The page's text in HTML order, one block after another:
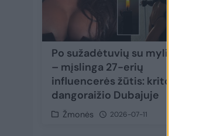
Po sužadėtuvių su mylimąja
– mįslinga 27-erių
influencerės žūtis: krito iš
dangoraižio Dubajuje
Žmonės 2026-07-11